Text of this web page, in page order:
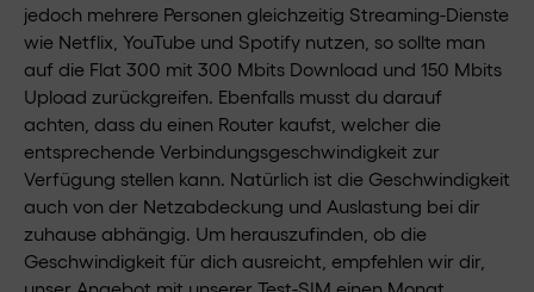
jedoch mehrere Personen gleichzeitig Streaming-Dienste
wie Netflix, YouTube und Spotify nutzen, so sollte man
auf die Flat 300 mit 300 Mbits Download und 150 Mbits
Upload zurückgreifen. Ebenfalls musst du darauf
achten, dass du einen Router kaufst, welcher die
entsprechende Verbindungsgeschwindigkeit zur
Verfügung stellen kann. Natürlich ist die Geschwindigkeit
auch von der Netzabdeckung und Auslastung bei dir
zuhause abhängig. Um herauszufinden, ob die
Geschwindigkeit für dich ausreicht, empfehlen wir dir,